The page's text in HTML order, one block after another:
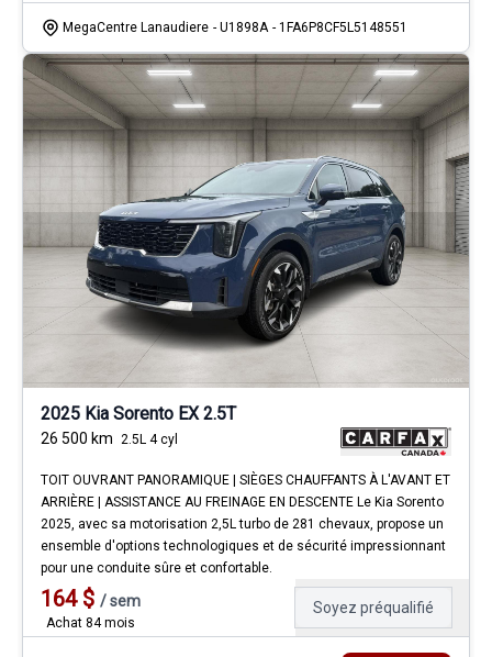
MegaCentre Lanaudiere - U1898A - 1FA6P8CF5L5148551
2025 Kia Sorento EX 2.5T
26 500 km 2.5L 4 cyl
TOIT OUVRANT PANORAMIQUE | SIÈGES CHAUFFANTS À L'AVANT ET
ARRIÈRE | ASSISTANCE AU FREINAGE EN DESCENTE Le Kia Sorento
2025, avec sa motorisation 2,5L turbo de 281 chevaux, propose un
ensemble d'options technologiques et de sécurité impressionnant
pour une conduite sûre et confortable.
164$ /sem
Achat 84 mois
Soyez préqualifié